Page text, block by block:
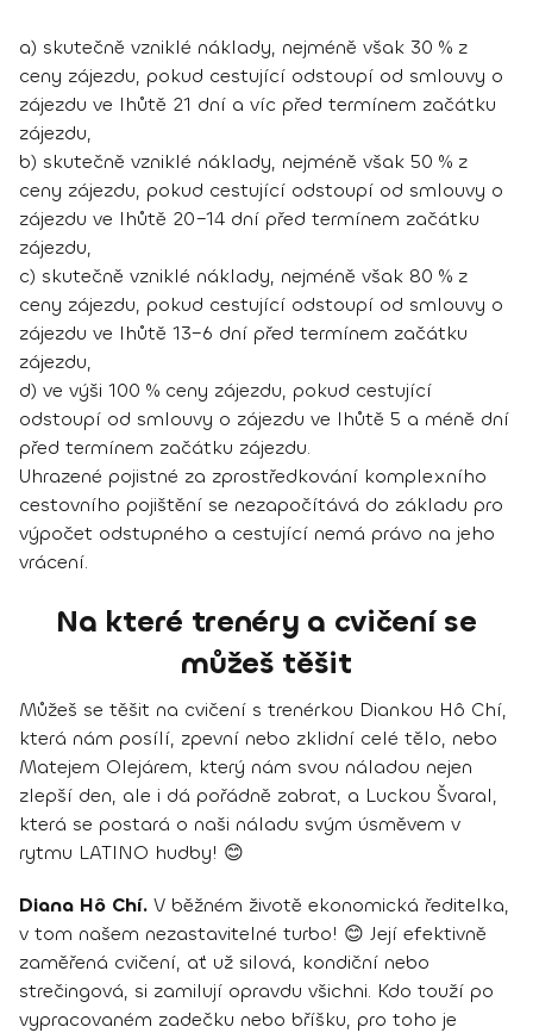
a) skutečně vzniklé náklady, nejméně však 30 % z
ceny zájezdu, pokud cestující odstoupí od smlouvy o
zájezdu ve lhůtě 21 dní a víc před termínem začátku
zájezdu,
b) skutečně vzniklé náklady, nejméně však 50 % z
ceny zájezdu, pokud cestující odstoupí od smlouvy o
zájezdu ve lhůtě 20–14 dní před termínem začátku
zájezdu,
c) skutečně vzniklé náklady, nejméně však 80 % z
ceny zájezdu, pokud cestující odstoupí od smlouvy o
zájezdu ve lhůtě 13–6 dní před termínem začátku
zájezdu,
d) ve výši 100 % ceny zájezdu, pokud cestující
odstoupí od smlouvy o zájezdu ve lhůtě 5 a méně dní
před termínem začátku zájezdu.
Uhrazené pojistné za zprostředkování komplexního
cestovního pojištění se nezapočítává do základu pro
výpočet odstupného a cestující nemá právo na jeho
vrácení.
Na které trenéry a cvičení se
můžeš těšit
Můžeš se těšit na cvičení s trenérkou Diankou Hô Chí,
která nám posílí, zpevní nebo zklidní celé tělo, nebo
Matejem Olejárem, který nám svou náladou nejen
zlepší den, ale i dá pořádně zabrat, a Luckou Švaral,
která se postará o naši náladu svým úsměvem v
rytmu LATINO hudby! 😊
Diana Hô Chí. V běžném životě ekonomická ředitelka,
v tom našem nezastavitelné turbo! 😊 Její efektivně
zaměřená cvičení, ať už silová, kondiční nebo
strečingová, si zamilují opravdu všichni. Kdo touží po
vypracovaném zadečku nebo bříšku, pro toho je